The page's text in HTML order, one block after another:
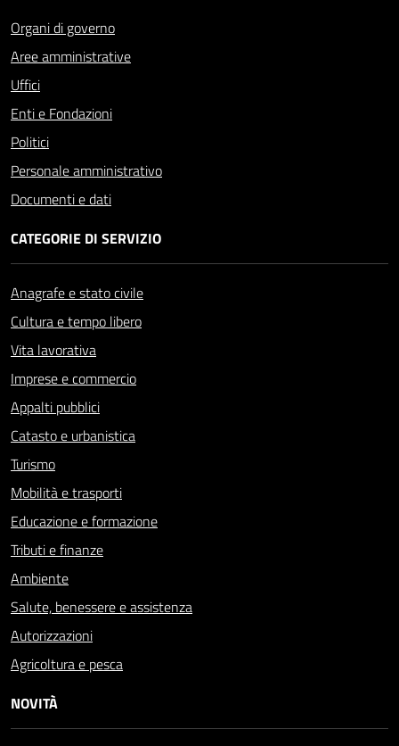
Organi di governo
Aree amministrative
Uffici
Enti e Fondazioni
Politici
Personale amministrativo
Documenti e dati
CATEGORIE DI SERVIZIO
Anagrafe e stato civile
Cultura e tempo libero
Vita lavorativa
Imprese e commercio
Appalti pubblici
Catasto e urbanistica
Turismo
Mobilità e trasporti
Educazione e formazione
Tributi e finanze
Ambiente
Salute, benessere e assistenza
Autorizzazioni
Agricoltura e pesca
NOVITÀ